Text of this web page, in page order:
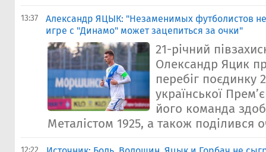
13:37
Александр ЯЦЫК: "Незаменимых футболистов
игре с "Динамо" может зацепиться за очки"
21-річний
Олександр Яцик
перебіг поєдинку
української
його команда
Металістом 1925, а також поділився
12:22